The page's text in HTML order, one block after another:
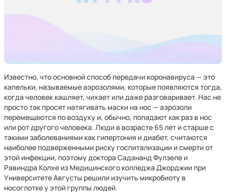
Известно, что основной способ передачи коронавируса — это
капельки, называемые аэрозолями, которые появляются тогда,
когда человек кашляет, чихает или даже разговаривает. Нас не
просто так просят натягивать маски на нос — аэрозоли
перемещаются по воздуху и, обычно, попадают как раз в нос
или рот другого человека. Люди в возрасте 65 лет и старше с
такими заболеваниями как гипертония и диабет, считаются
наиболее подверженными риску госпитализации и смерти от
этой инфекции, поэтому доктора Садананд Фулзеле и
Равиндра Колхе из Медицинского колледжа Джорджии при
Университете Августы решили изучить микробиоту в
носоглотке у этой группы людей.